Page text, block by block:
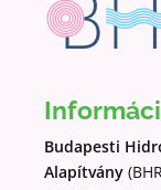
Budapesti
Alapítvány